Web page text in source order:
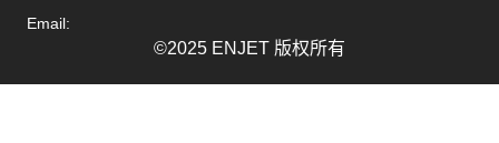
Email:
©2025 ENJET 版权所有